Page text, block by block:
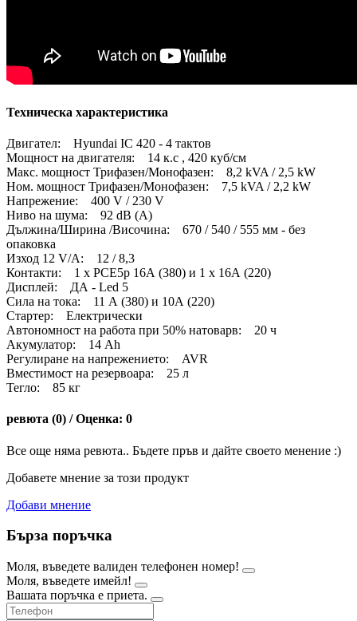
Техническа характеристика
Двигател: Hyundai IC 420 - 4 тактов
Мощност на двигателя: 14 к.с , 420 куб/см
Макс. мощност Трифазен/Монофазен: 8,2 kVA / 2,5 kW
Ном. мощност Трифазен/Монофазен: 7,5 kVA / 2,2 kW
Напрежение: 400 V / 230 V
Ниво на шума: 92 dB (A)
Дължина/Ширина /Височина: 670 / 540 / 555 мм - без
опаковка
Изход 12 V/A: 12 / 8,3
Контакти: 1 х PCE5p 16А (380) и 1 х 16А (220)
Дисплей: ДА - Led 5
Сила на тока: 11 А (380) и 10А (220)
Стартер: Електрически
Автономност на работа при 50% натоварв: 20 ч
Акумулатор: 14 Ah
Регулиране на напрежението: AVR
Вместимост на резервоара: 25 л
Тегло: 85 кг
ревюта (0) / Оценка: 0
Все още няма ревюта.. Бъдете пръв и дайте своето менение :)
Добавете мнение за този продукт
Добави мнение
Бърза поръчка
Моля, въведете валиден телефонен номер!
Моля, въведете имейл!
Вашата поръчка е приета.